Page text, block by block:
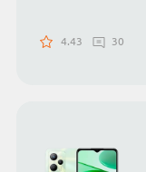
4.43 30